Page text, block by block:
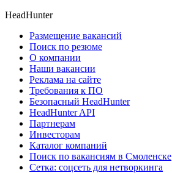
HeadHunter
Размещение вакансий
Поиск по резюме
О компании
Наши вакансии
Реклама на сайте
Требования к ПО
Безопасный HeadHunter
HeadHunter API
Партнерам
Инвесторам
Каталог компаний
Поиск по вакансиям в Смоленске
Сетка: соцсеть для нетворкинга